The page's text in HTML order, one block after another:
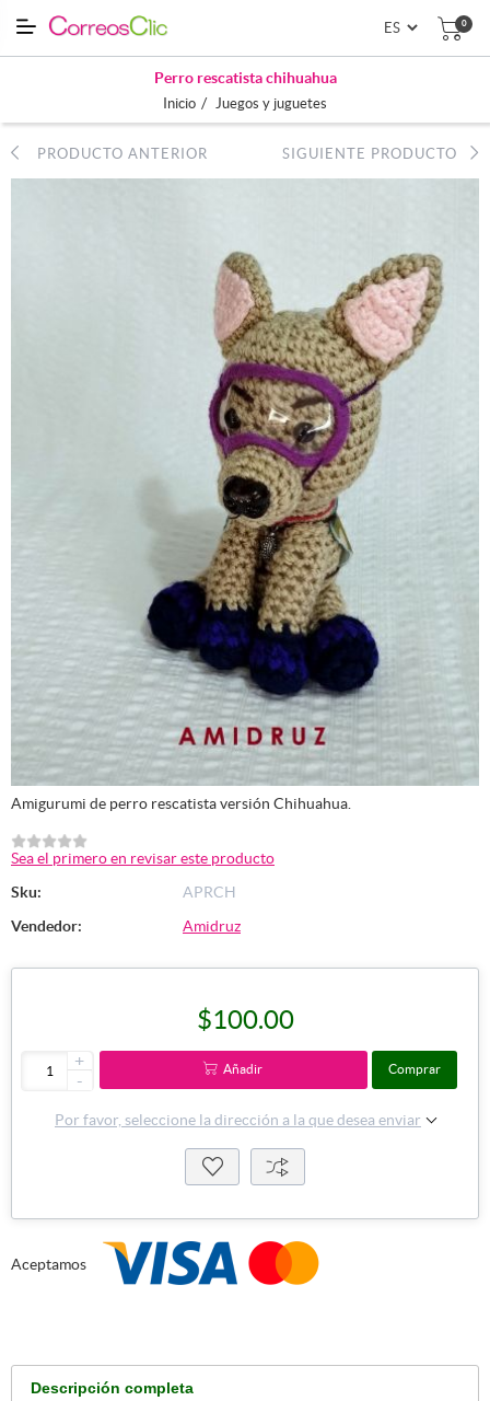
0
Perro rescatista chihuahua
Inicio / Juegos y juguetes
PRODUCTO ANTERIOR SIGUIENTE PRODUCTO
Amigurumi de perro rescatista versión Chihuahua.
Sea el primero en revisar este producto
Sku:
APRCH
Vendedor:
Amidruz
$100.00
+
-
Añadir Comprar
Por favor, seleccione la dirección a la que desea enviar
Aceptamos
Descripción completa